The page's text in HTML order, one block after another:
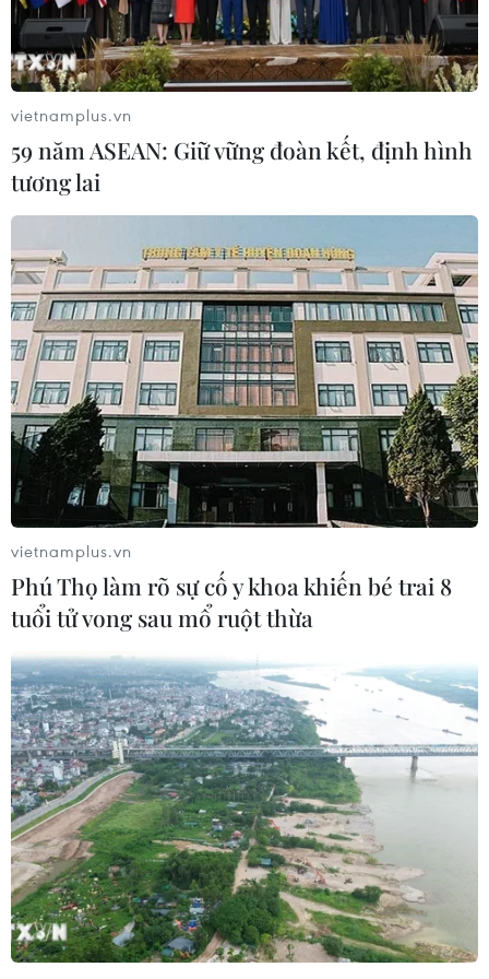
(TTXVN/Vietnam+)
#Ban Tuyên giáo Trung ương
#Ngày Thầy thuốc Việt Nam
#Bệnh viện Nhi đồng
Tp. Hồ Chí Minh
Theo dõi VietnamPlus
TIN LIÊN QUAN
vietnamplus.vn
59 năm ASEAN: Giữ vững đoàn kết, định hình
tương lai
vietnamplus.vn
Phú Thọ làm rõ sự cố y khoa khiến bé trai 8
tuổi tử vong sau mổ ruột thừa